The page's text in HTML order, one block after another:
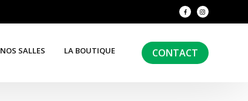
NOS SALLES LA BOUTIQUE CONTACT